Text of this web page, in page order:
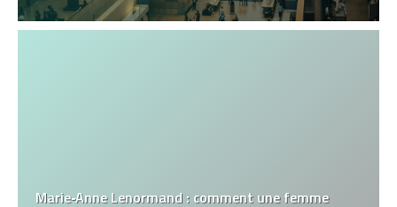
Marie‑Anne Lenormand : comment une femme